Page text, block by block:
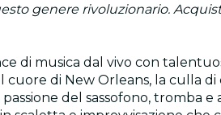
genere rivoluzionario.
di musica dal vivo con
cuore di New Orleans, la culla
passione del sassofono, tromba